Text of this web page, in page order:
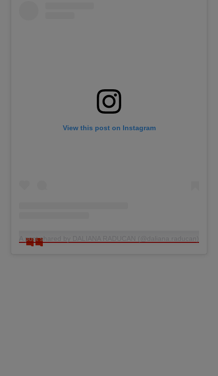
View this post on Instagram
A post shared by DALIANA RADUCAN (@daliana.raducan)